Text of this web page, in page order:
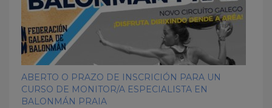
ABERTO O PRAZO DE INSCRICIÓN PARA UN
CURSO DE MONITOR/A ESPECIALISTA EN
BALONMÁN PRAIA